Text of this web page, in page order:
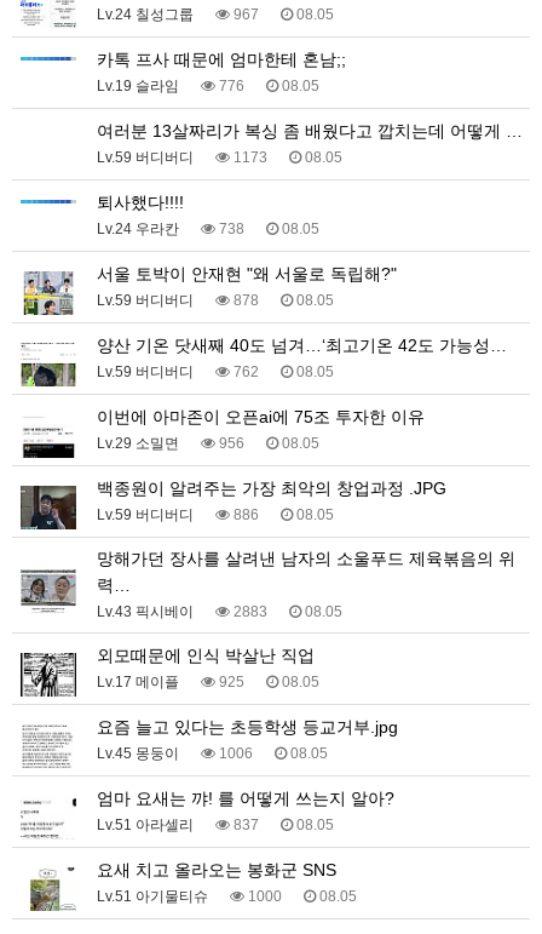
Lv.24 칠성그룹 967 08.05
카톡 프사 때문에 엄마한테 혼남;;
Lv.19 슬라임 776 08.05
여러분 13살짜리가 복싱 좀 배웠다고 깝치는데 어떻게 …
Lv.59 버디버디 1173 08.05
퇴사했다!!!!
Lv.24 우라칸 738 08.05
서울 토박이 안재현 "왜 서울로 독립해?"
Lv.59 버디버디 878 08.05
양산 기온 닷새째 40도 넘겨…‘최고기온 42도 가능성…
Lv.59 버디버디 762 08.05
이번에 아마존이 오픈ai에 75조 투자한 이유
Lv.29 소밀면 956 08.05
백종원이 알려주는 가장 최악의 창업과정 .JPG
Lv.59 버디버디 886 08.05
망해가던 장사를 살려낸 남자의 소울푸드 제육볶음의 위
력…
Lv.43 픽시베이 2883 08.05
외모때문에 인식 박살난 직업
Lv.17 메이플 925 08.05
요즘 늘고 있다는 초등학생 등교거부.jpg
Lv.45 몽둥이 1006 08.05
엄마 요새는 꺄! 를 어떻게 쓰는지 알아?
Lv.51 아라셀리 837 08.05
요새 치고 올라오는 봉화군 SNS
Lv.51 아기물티슈 1000 08.05